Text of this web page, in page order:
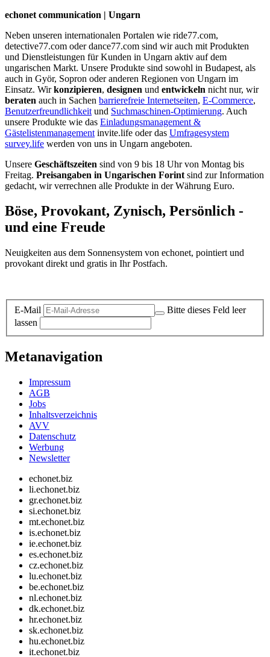
echonet communication | Ungarn
Neben unseren internationalen Portalen wie ride77.com,
detective77.com oder dance77.com sind wir auch mit Produkten
und Dienstleistungen für Kunden in Ungarn aktiv auf dem
ungarischen Markt. Unsere Produkte sind sowohl in Budapest, als
auch in Györ, Sopron oder anderen Regionen von Ungarn im
Einsatz. Wirkonzipieren, designen und entwickeln nicht nur, wir
beraten auch in Sachen barrierefreie Internetseiten, E-Commerce,
Benutzerfreundlichkeit und Suchmaschinen-Optimierung. Auch
unsere Produkte wie das Einladungsmanagement &
Gästelistenmanagement invite.life oder das Umfragesystem
survey.life werden von uns in Ungarn angeboten.
Unsere Geschäftszeiten sind von 9 bis 18 Uhr von Montag bis
Freitag. Preisangaben in Ungarischen Forint sind zur Information
gedacht, wir verrechnen alle Produkte in der Währung Euro.
Böse, Provokant, Zynisch, Persönlich -
und eine Freude
Neuigkeiten aus dem Sonnensystem von echonet, pointiert und
provokant direkt und gratis in Ihr Postfach.
E-Mail
Bitte dieses Feld leer
lassen
Metanavigation
Impressum
AGB
Jobs
Inhaltsverzeichnis
AVV
Datenschutz
Werbung
Newsletter
echonet.biz
li.echonet.biz
gr.echonet.biz
si.echonet.biz
mt.echonet.biz
is.echonet.biz
ie.echonet.biz
es.echonet.biz
cz.echonet.biz
lu.echonet.biz
be.echonet.biz
nl.echonet.biz
dk.echonet.biz
hr.echonet.biz
sk.echonet.biz
hu.echonet.biz
it.echonet.biz